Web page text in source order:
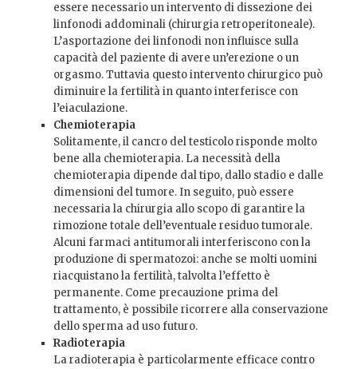
essere necessario un intervento di dissezione dei
linfonodi addominali (chirurgia retroperitoneale).
L’asportazione dei linfonodi non influisce sulla
capacità del paziente di avere un’erezione o un
orgasmo. Tuttavia questo intervento chirurgico può
diminuire la fertilità in quanto interferisce con
l’eiaculazione.
Chemioterapia
Solitamente, il cancro del testicolo risponde molto
bene alla chemioterapia. La necessità della
chemioterapia dipende dal tipo, dallo stadio e dalle
dimensioni del tumore. In seguito, può essere
necessaria la chirurgia allo scopo di garantire la
rimozione totale dell’eventuale residuo tumorale.
Alcuni farmaci antitumorali interferiscono con la
produzione di spermatozoi: anche se molti uomini
riacquistano la fertilità, talvolta l’effetto è
permanente. Come precauzione prima del
trattamento, è possibile ricorrere alla conservazione
dello sperma ad uso futuro.
Radioterapia
La radioterapia è particolarmente efficace contro